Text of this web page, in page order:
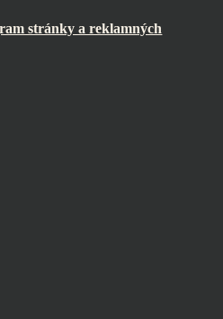
stránky a reklamných